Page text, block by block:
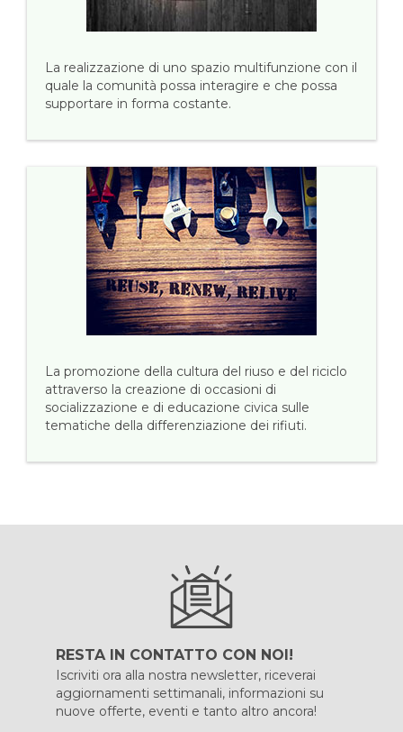
La realizzazione di uno spazio multifunzione con il
quale la comunità possa interagire e che possa
supportare in forma costante.
La promozione della cultura del riuso e del riciclo
attraverso la creazione di occasioni di
socializzazione e di educazione civica sulle
tematiche della differenziazione dei rifiuti.
RESTA IN CONTATTO CON NOI!
Iscriviti ora alla nostra newsletter, riceverai
aggiornamenti settimanali, informazioni su
nuove offerte, eventi e tanto altro ancora!